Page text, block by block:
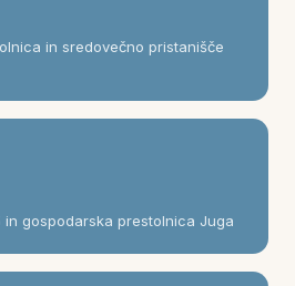
in sredovečno pristanišče
in gospodarska prestolnica Juga